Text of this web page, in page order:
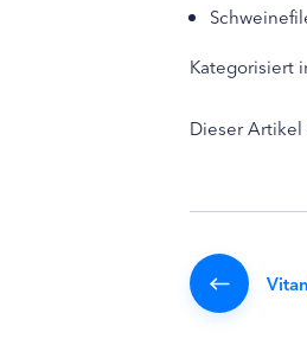
Kategorisiert
Dieser Artikel